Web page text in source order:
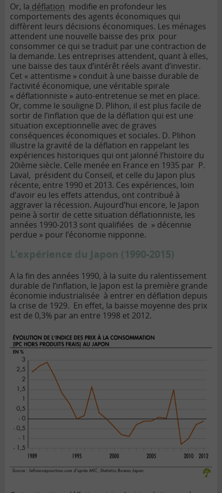
Or, la déflation modifie en profondeur les
comportements des agents économiques qui
diffèrent leurs décisions économiques. Les ménages
attendent une nouvelle baisse des prix pour
consommer ce qui se traduit par une contraction de
la demande. Les entreprises attendent, quant à elles,
une baisse des taux d’intérêt réels avant d’investir.
Cet « attentisme » conduit à une baisse durable de
l’activité économique, une véritable spirale
« déflationniste » auto-entretenue se met en place.
Or, comme le souligne D. Plihon, il est plus facile de
sortir de l’inflation que de la déflation qui est une
situation exceptionnelle avec de graves
conséquences économiques et sociales. D. Plihon
illustre la gravité de la déflation en rappelant les
expériences historiques qui ont jalonné l’histoire du
20ième siècle. Celle menée en France en 1935 par P.
Laval, président du Conseil, et celle du Japon plus
récente, entre 1990 et 2013. Ces expériences, loin
d’avoir eu les effets attendus, ont contribué à
aggraver la récession. Aujourd’hui encore, le Japon
peine à sortir de cette situation déflationniste, les
années 1990-2013 sont qualifiées de » décennie
perdue » pour l’économie nipponne.
L’expérience du Japon (1990-2015)
A la fin des années 1990, à la suite du ralentissement
durable de l’inflation, le Japon est la première grande
économie industrialisée à entrer en déflation depuis
la crise de 1929. En effet, la baisse moyenne des prix
est de 0,3% par an entre 1998 et 2012.